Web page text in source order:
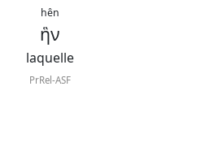
hên
ἣν
laquelle
PrRel-ASF